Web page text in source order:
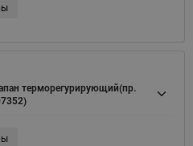
терморегурирующий(пр.